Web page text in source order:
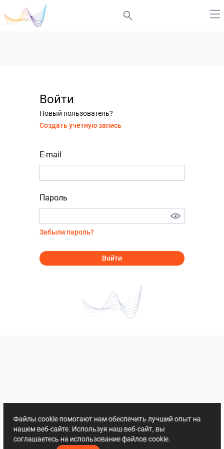
Войти
Новый пользователь?
Создать учетную запись
E-mail
Пароль
Забыли пароль?
Войти
Файлы cookie помогают нам обеспечить лучший опыт на
нашем веб-сайте. Используя наш веб-сайт, вы
соглашаетесь на использование файлов cookie.